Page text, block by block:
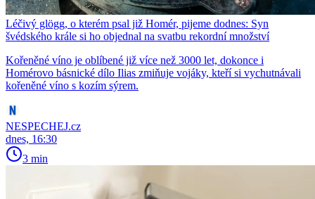
Léčivý glögg, o kterém psal již Homér, pijeme dodnes: Syn
švédského krále si ho objednal na svatbu rekordní množství
Kořeněné víno je oblíbené již více než 3000 let, dokonce i
Homérovo básnické dílo Ilias zmiňuje vojáky, kteří si vychutnávali
kořeněné víno s kozím sýrem.
NESPECHEJ.cz
dnes, 16:30
3 min